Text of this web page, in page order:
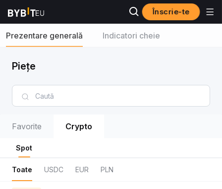
Înscrie-te
Prezentare generală Indicatori cheie
Piețe
Favorite Crypto
Spot
Toate USDC EUR PLN